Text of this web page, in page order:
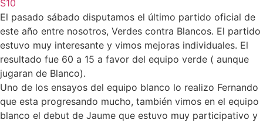
S10
El pasado sábado disputamos el último partido oficial de
este año entre nosotros, Verdes contra Blancos. El partido
estuvo muy interesante y vimos mejoras individuales. El
resultado fue 60 a 15 a favor del equipo verde ( aunque
jugaran de Blanco).
Uno de los ensayos del equipo blanco lo realizo Fernando
que esta progresando mucho, también vimos en el equipo
blanco el debut de Jaume que estuvo muy participativo y